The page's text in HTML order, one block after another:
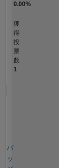
0.00%
獲
得
投
票
数
1
バ
ッ